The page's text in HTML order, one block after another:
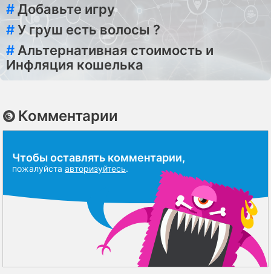
#Добавьте игру
#У груш есть волосы ?
# Альтернативная стоимость и
Инфляция кошелька
Комментарии
Чтобы оставлять комментарии,
пожалуйста авторизуйтесь.